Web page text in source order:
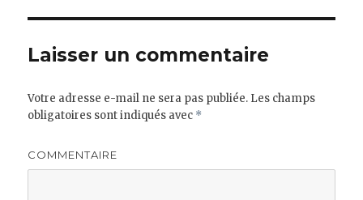
Laisser un commentaire
Votre adresse e-mail ne sera pas publiée. Les champs
obligatoires sont indiqués avec *
COMMENTAIRE